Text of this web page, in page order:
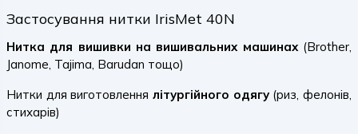
Застосування нитки IrisMet 40N
Нитка для вишивки на вишивальних машинах(Brother,
Janome, Tajima, Barudan тощо)
Нитки для виготовлення літургійного одягу(риз, фелонів,
стихарів)